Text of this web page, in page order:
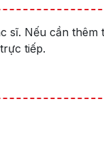
sĩ. Nếu cần thêm
tiếp.